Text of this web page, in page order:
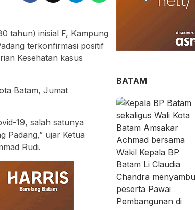
tahun) inisial F, Kampung
terkonfirmasi positif
Kesehatan kasus
Batam, Jumat
19, salah satunya
Padang,” ujar Ketua
Rudi.
BATAM